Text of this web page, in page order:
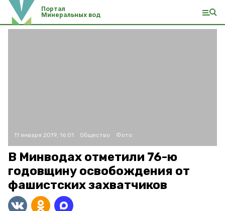
Портал
Минеральных вод
11 января 2019, 16:01 Общество Фото:
В Минводах отметили 76-ю
годовщину освобождения от
фашистских захватчиков